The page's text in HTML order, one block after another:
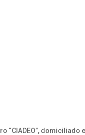
“CIADEO”, domiciliado